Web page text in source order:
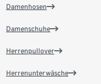
Damenhosen
Damenschuhe
Herrenpullover
Herrenunterwäsche